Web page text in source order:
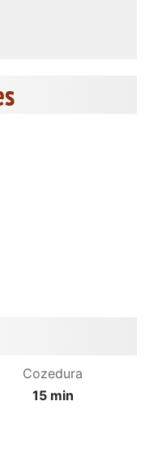
Cozedura
15 min